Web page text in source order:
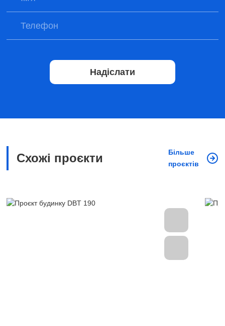
Надіслати
Схожі проєкти
Більше
проєктів